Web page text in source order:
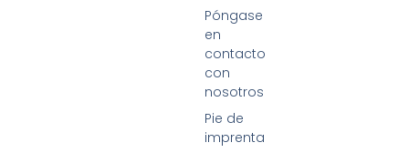
Póngase
en
contacto
con
nosotros
Pie de
imprenta